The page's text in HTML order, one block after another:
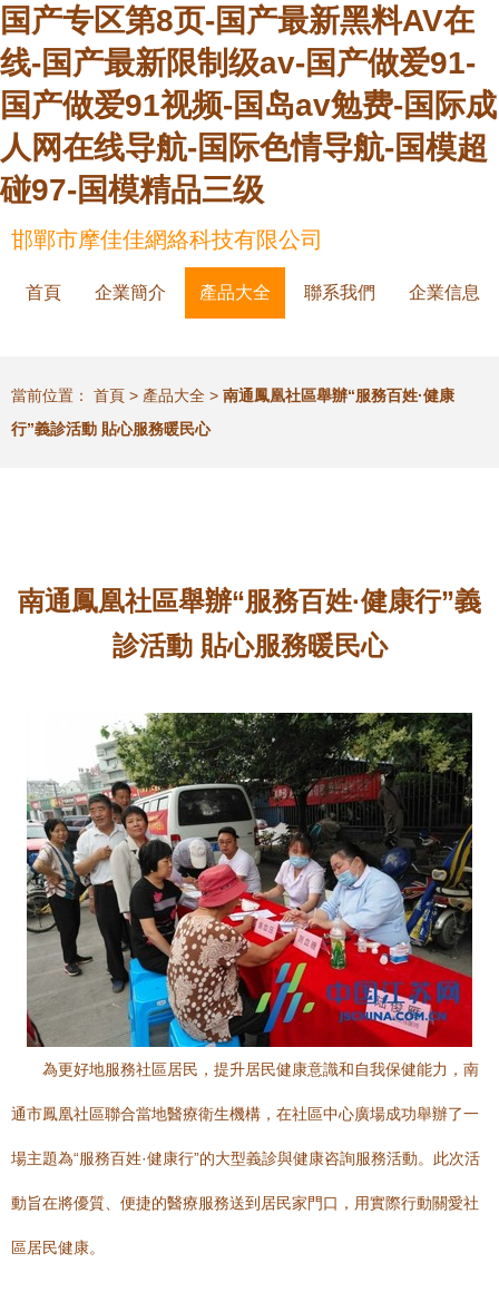
国产专区第8页-国产最新黑料AV在
线-国产最新限制级av-国产做爱91-
国产做爱91视频-国岛av勉费-国际成
人网在线导航-国际色情导航-国模超
碰97-国模精品三级
邯鄲市摩佳佳網絡科技有限公司
首頁 企業簡介 產品大全 聯系我們 企業信息
當前位置： 首頁 > 產品大全 > 南通鳳凰社區舉辦“服務百姓·健康
行”義診活動 貼心服務暖民心
南通鳳凰社區舉辦“服務百姓·健康行”義
診活動 貼心服務暖民心
為更好地服務社區居民，提升居民健康意識和自我保健能力，南
通市鳳凰社區聯合當地醫療衛生機構，在社區中心廣場成功舉辦了一
場主題為“服務百姓·健康行”的大型義診與健康咨詢服務活動。此次活
動旨在將優質、便捷的醫療服務送到居民家門口，用實際行動關愛社
區居民健康。